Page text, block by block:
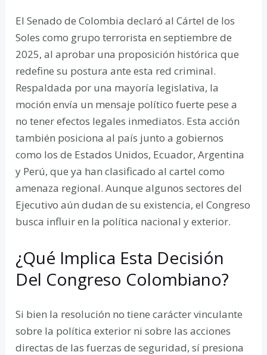
El Senado de Colombia declaró al Cártel de los
Soles como grupo terrorista en septiembre de
2025, al aprobar una proposición histórica que
redefine su postura ante esta red criminal.
Respaldada por una mayoría legislativa, la
moción envía un mensaje político fuerte pese a
no tener efectos legales inmediatos. Esta acción
también posiciona al país junto a gobiernos
como los de Estados Unidos, Ecuador, Argentina
y Perú, que ya han clasificado al cartel como
amenaza regional. Aunque algunos sectores del
Ejecutivo aún dudan de su existencia, el Congreso
busca influir en la política nacional y exterior.
¿Qué Implica Esta Decisión
Del Congreso Colombiano?
Si bien la resolución no tiene carácter vinculante
sobre la política exterior ni sobre las acciones
directas de las fuerzas de seguridad, sí presiona